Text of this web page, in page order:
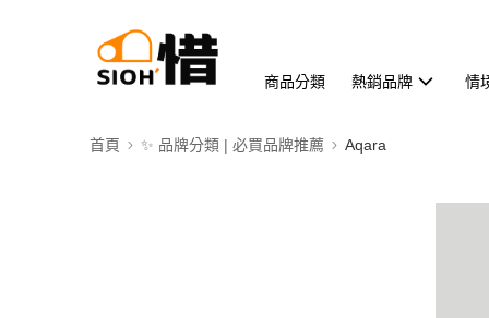
商品分類 熱銷品牌 情
首頁 ✨ 品牌分類 | 必買品牌推薦 Aqara